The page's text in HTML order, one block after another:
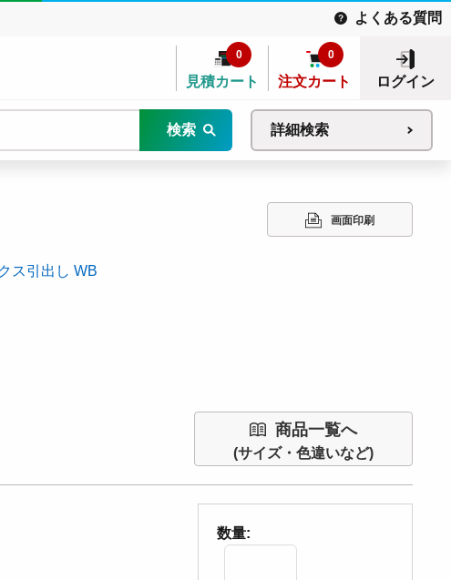
よくある質問
見積カート
0
注文カート
0
ログイン
検索 詳細検索
画面印刷
ス引出し WB
商品一覧へ
(サイズ・色違いなど)
数量: